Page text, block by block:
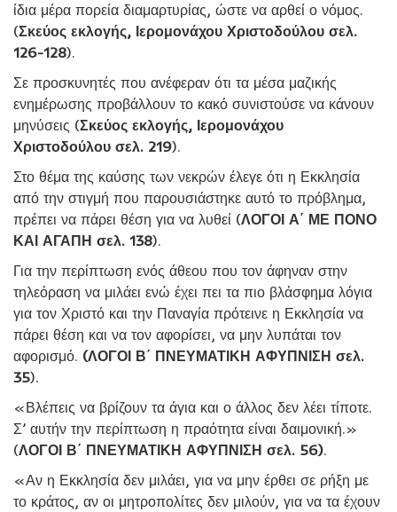
ίδια μέρα πορεία διαμαρτυρίας, ώστε να αρθεί ο νόμος.
(Σκεύος εκλογής, Ιερομονάχου Χριστοδούλου σελ.
126-128).
Σε προσκυνητές που ανέφεραν ότι τα μέσα μαζικής
ενημέρωσης προβάλλουν το κακό συνιστούσε να κάνουν
μηνύσεις (Σκεύος εκλογής, Ιερομονάχου
Χριστοδούλου σελ. 219).
Στο θέμα της καύσης των νεκρών έλεγε ότι η Εκκλησία
από την στιγμή που παρουσιάστηκε αυτό το πρόβλημα,
πρέπει να πάρει θέση για να λυθεί (ΛΟΓΟΙ Α΄ ΜΕ ΠΟΝΟ
ΚΑΙ ΑΓΑΠΗ σελ. 138).
Για την περίπτωση ενός άθεου που τον άφηναν στην
τηλεόραση να μιλάει ενώ έχει πει τα πιο βλάσφημα λόγια
για τον Χριστό και την Παναγία πρότεινε η Εκκλησία να
πάρει θέση και να τον αφορίσει, να μην λυπάται τον
αφορισμό. (ΛΟΓΟΙ Β΄ ΠΝΕΥΜΑΤΙΚΗ ΑΦΥΠΝΙΣΗ σελ.
35).
«Βλέπεις να βρίζουν τα άγια και ο άλλος δεν λέει τίποτε.
Σ’ αυτήν την περίπτωση η πραότητα είναι δαιμονική.»
(ΛΟΓΟΙ Β΄ ΠΝΕΥΜΑΤΙΚΗ ΑΦΥΠΝΙΣΗ σελ. 56).
«Αν η Εκκλησία δεν μιλάει, για να μην έρθει σε ρήξη με
το κράτος, αν οι μητροπολίτες δεν μιλούν, για να τα έχουν